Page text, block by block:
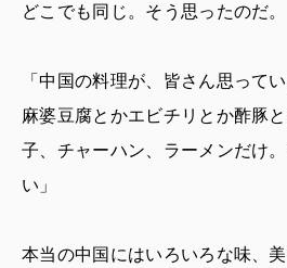
どこでも同じ。そう思ったのだ。
「中国の料理が、皆さん思って
麻婆豆腐とかエビチリとか酢豚
子、チャーハン、ラーメンだけ
い」
本当の中国にはいろいろな味、